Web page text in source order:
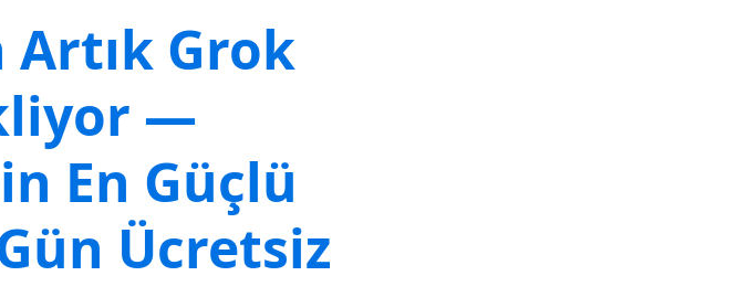
Artık Grok
—
En Güçlü
Ücretsiz